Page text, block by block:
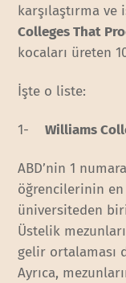
karşılaştırma ve
Colleges That
kocaları üreten
İşte o liste:
1-Williams
ABD’nin 1
öğrencilerinin en
üniversiteden
Üstelik
gelir ortalaması
Ayrıca,